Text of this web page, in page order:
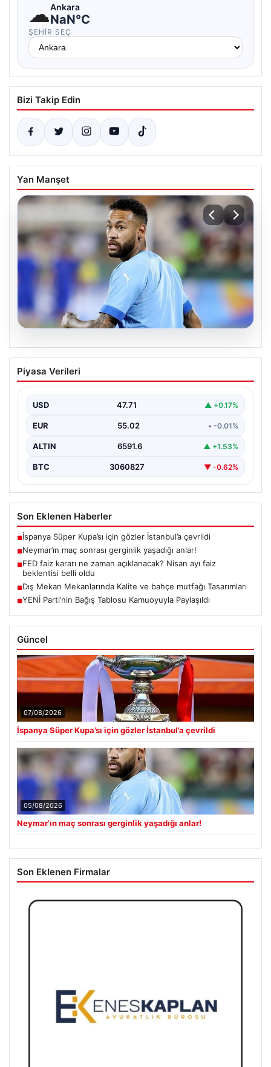
☁Ankara
NaN°C
ŞEHIR SEÇ
Bizi Takip Edin
Yan Manşet
05.08.2026
Neymar’ın maç sonrası gerginlik
yaşadığı anlar!
Piyasa Verileri
USD 47.71 ▲ +0.17%
EUR 55.02 • -0.01%
ALTIN 6591.6 ▲ +1.53%
BTC 3060827 ▼ -0.62%
Son Eklenen Haberler
■İspanya Süper Kupa’sı için gözler İstanbul’a çevrildi
■Neymar’ın maç sonrası gerginlik yaşadığı anlar!
■FED faiz kararı ne zaman açıklanacak? Nisan ayı faiz
beklentisi belli oldu
■Dış Mekan Mekanlarında Kalite ve bahçe mutfağı Tasarımları
■YENİ Parti’nin Bağış Tablosu Kamuoyuyla Paylaşıldı
Güncel
07/08/2026
İspanya Süper Kupa’sı için gözler İstanbul’a çevrildi
05/08/2026
Neymar’ın maç sonrası gerginlik yaşadığı anlar!
Son Eklenen Firmalar